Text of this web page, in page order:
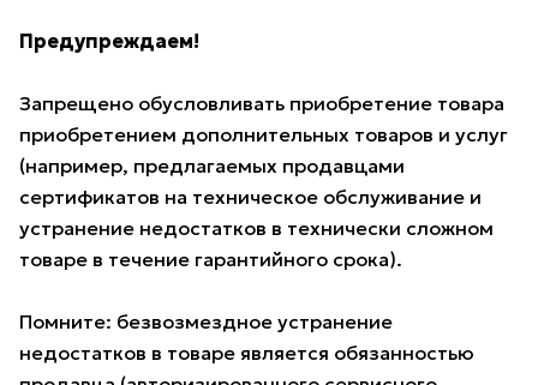
Предупреждаем!
Запрещено обусловливать приобретение товара
приобретением дополнительных товаров и услуг
(например, предлагаемых продавцами
сертификатов на техническое обслуживание и
устранение недостатков в технически сложном
товаре в течение гарантийного срока).
Помните: безвозмездное устранение
недостатков в товаре является обязанностью